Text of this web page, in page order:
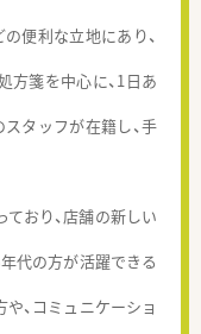
便利な立地にあり、
箋を中心に、1日あ
タッフが在籍し、手
おり、店舗の新しい
代の方が活躍できる
、コミュニケーショ